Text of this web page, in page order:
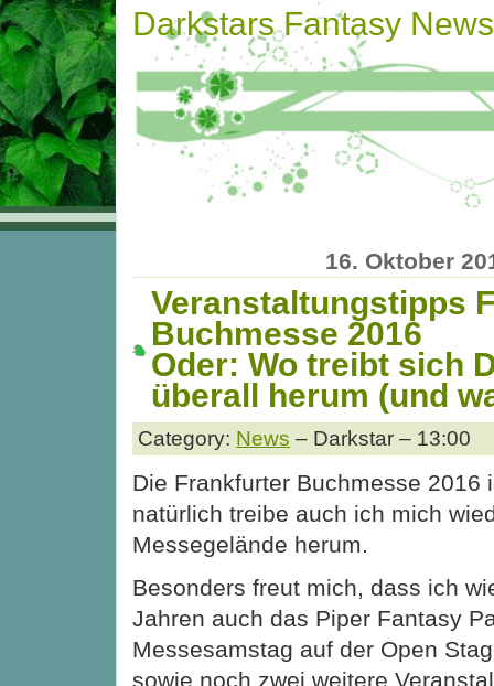
Darkstars Fantasy News
16. Oktober
Veranstaltungstipps
Buchmesse 2016
Oder: Wo treibt sich
überall herum (und
Category: News – Darkstar – 13:00
Die Frankfurter Buchmesse 2016
natürlich treibe auch ich mich
Messegelände herum.
Besonders freut mich, dass ich
Jahren auch das Piper Fantasy
Messesamstag auf der Open
sowie noch zwei weitere